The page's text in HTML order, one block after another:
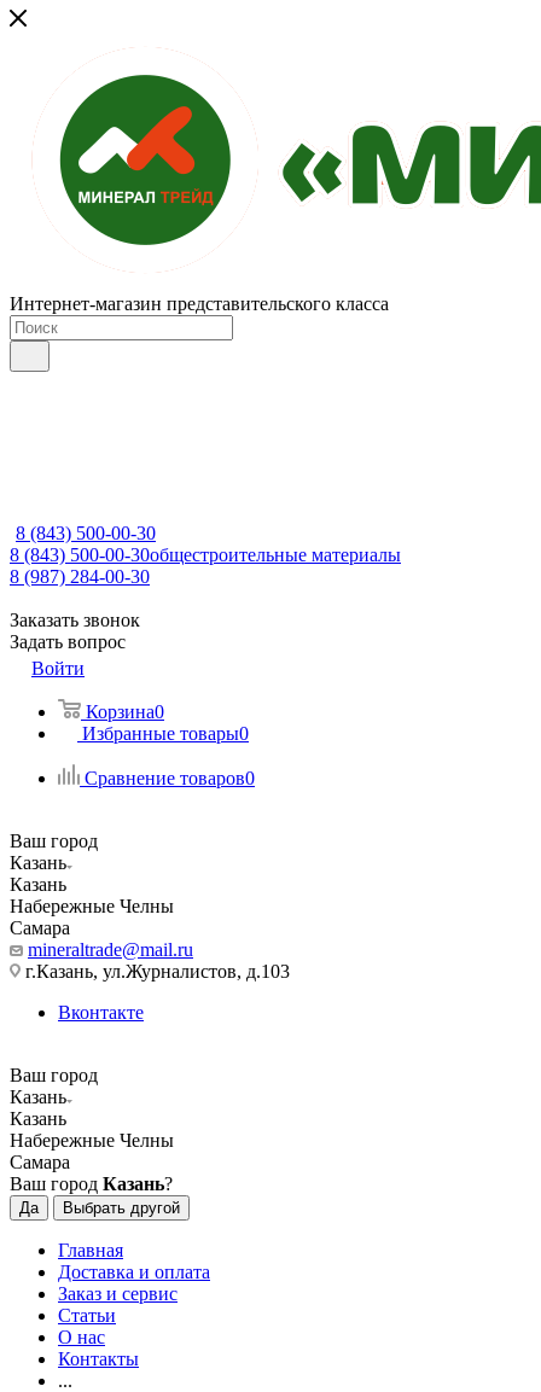
Интернет-магазин представительского класса
8 (843) 500-00-30
8 (843) 500-00-30общестроительные материалы
8 (987) 284-00-30
Заказать звонок
Задать вопрос
Войти
Корзина0
Избранные товары0
Сравнение товаров0
Ваш город
Казань
Казань
Набережные Челны
Самара
mineraltrade@mail.ru
г.Казань, ул.Журналистов, д.103
Вконтакте
Ваш город
Казань
Казань
Набережные Челны
Самара
Ваш город Казань?
Да Выбрать другой
Главная
Доставка и оплата
Заказ и сервис
Статьи
О нас
Контакты
...